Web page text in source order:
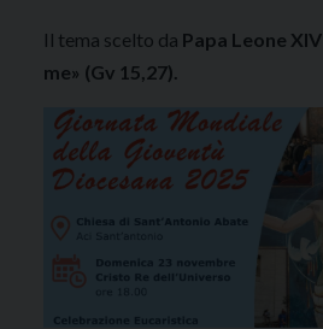
Il tema scelto da Papa Leone XIV
me» (Gv 15,27).